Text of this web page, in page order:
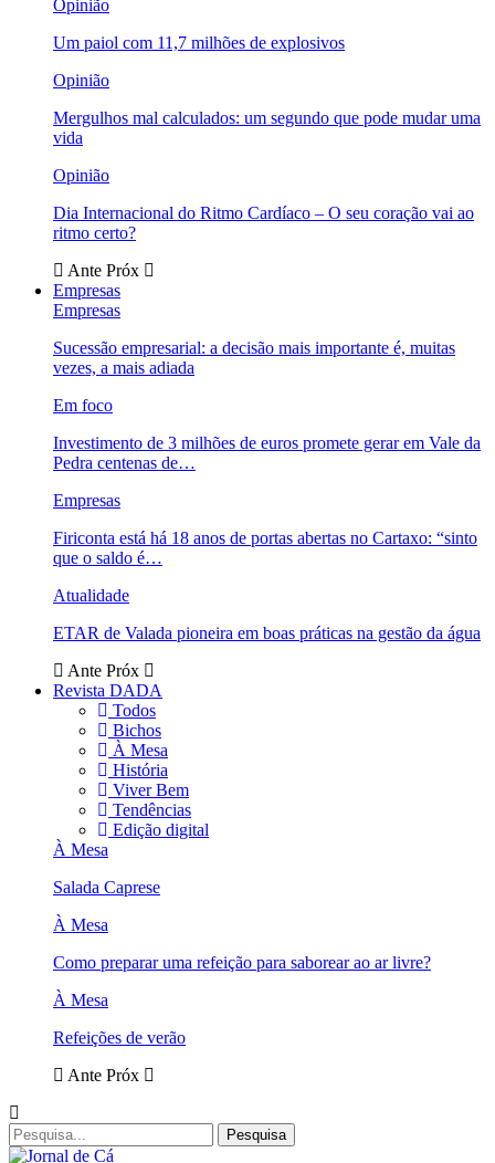
Opinião
Um paiol com 11,7 milhões de explosivos
Opinião
Mergulhos mal calculados: um segundo que pode mudar uma
vida
Opinião
Dia Internacional do Ritmo Cardíaco – O seu coração vai ao
ritmo certo?
Ante Próx
Empresas
Empresas
Sucessão empresarial: a decisão mais importante é, muitas
vezes, a mais adiada
Em foco
Investimento de 3 milhões de euros promete gerar em Vale da
Pedra centenas de…
Empresas
Firiconta está há 18 anos de portas abertas no Cartaxo: “sinto
que o saldo é…
Atualidade
ETAR de Valada pioneira em boas práticas na gestão da água
Ante Próx
Revista DADA
Todos
Bichos
À Mesa
História
Viver Bem
Tendências
Edição digital
À Mesa
Salada Caprese
À Mesa
Como preparar uma refeição para saborear ao ar livre?
À Mesa
Refeições de verão
Ante Próx